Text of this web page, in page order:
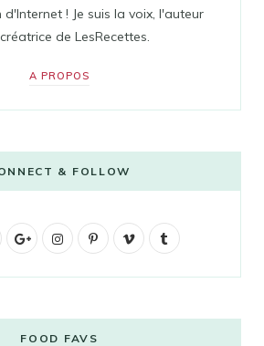
! Je suis la voix, l'auteur
de LesRecettes.
A PROPOS
& FOLLOW
G
g
I
t
P
V
FOOD FAVS